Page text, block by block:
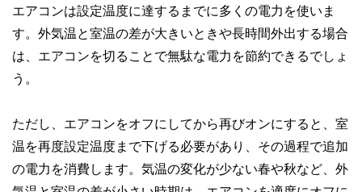
エアコンは設定温度に達するまでに多くの電力を使いま
す。外気温と室温の差が大きいときや長時間外出する場合
は、エアコンを切ることで無駄な電力を節約できるでしょ
う。
ただし、エアコンをオフにしてから再びオンにすると、室
温を再度設定温度まで下げる必要があり、その過程で追加
の電力を消費します。気温の変化が少ない春や秋など、外